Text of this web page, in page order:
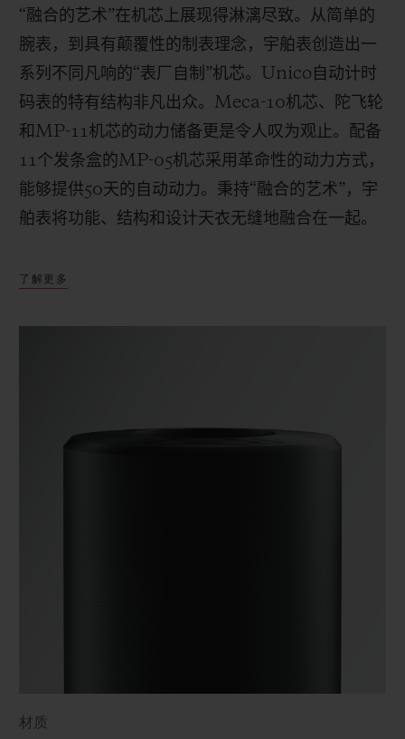
“融合的艺术”在机芯上展现得淋漓尽致。从简单的
腕表，到具有颠覆性的制表理念，宇舶表创造出一
系列不同凡响的“表厂自制”机芯。 Unico 自动计时
码表的特有结构非凡出众。 Meca-10机芯、陀飞轮
和 MP-11机芯的动力储备更是令人叹为观止。配备
11个发条盒的MP-05机芯采用革命性的动力方式，
能够提供50天的自动动力。秉持“融合的艺术”，宇
舶表将功能、结构和设计天衣无缝地融合在一起。
了解更多
材质